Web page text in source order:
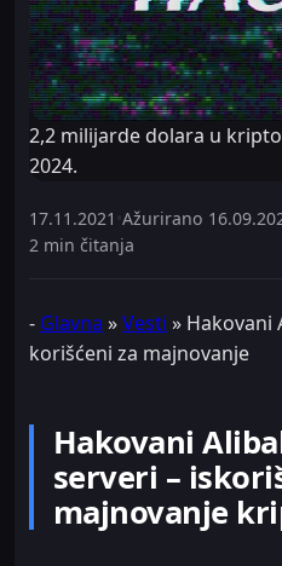
2,2 milijarde dolara u
2024.
17.11.2021 Ažurirano
2 min čitanja
- Glavna »Vesti » Hakovani
korišćeni za majnovanje
Hakovani
serveri –
majnovanje